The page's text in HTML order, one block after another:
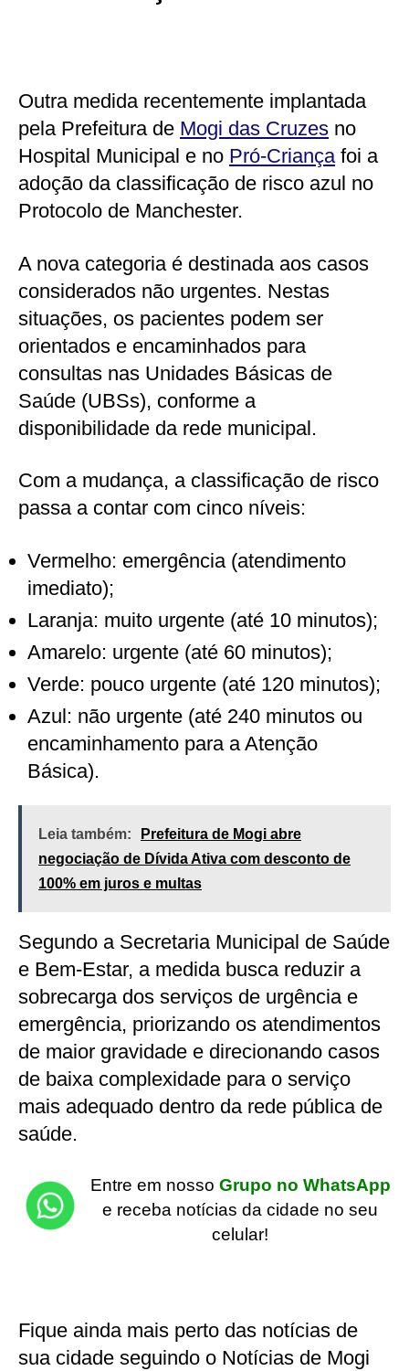
Outra medida recentemente implantada
pela Prefeitura de Mogi das Cruzes no
Hospital Municipal e no Pró-Criançafoi a
adoção da classificação de risco azul no
Protocolo de Manchester.
A nova categoria é destinada aos casos
considerados não urgentes. Nestas
situações, os pacientes podem ser
orientados e encaminhados para
consultas nas Unidades Básicas de
Saúde (UBSs), conforme a
disponibilidade da rede municipal.
Com a mudança, a classificação de risco
passa a contar com cinco níveis:
Vermelho: emergência (atendimento
imediato);
Laranja: muito urgente (até 10 minutos);
Amarelo: urgente (até 60 minutos);
Verde: pouco urgente (até 120 minutos);
Azul: não urgente (até 240 minutos ou
encaminhamento para a Atenção
Básica).
Leia também:
Prefeitura de Mogi abre
negociação de Dívida Ativa com desconto de
100% em juros e multas
Segundo a Secretaria Municipal de Saúde
e Bem-Estar, a medida busca reduzir a
sobrecarga dos serviços de urgência e
emergência, priorizando os atendimentos
de maior gravidade e direcionando casos
de baixa complexidade para o serviço
mais adequado dentro da rede pública de
saúde.
Entre em nosso Grupo no WhatsApp
e receba notícias da cidade no seu
celular!
Fique ainda mais perto das notícias de
sua cidade seguindo o Notícias de Mogi